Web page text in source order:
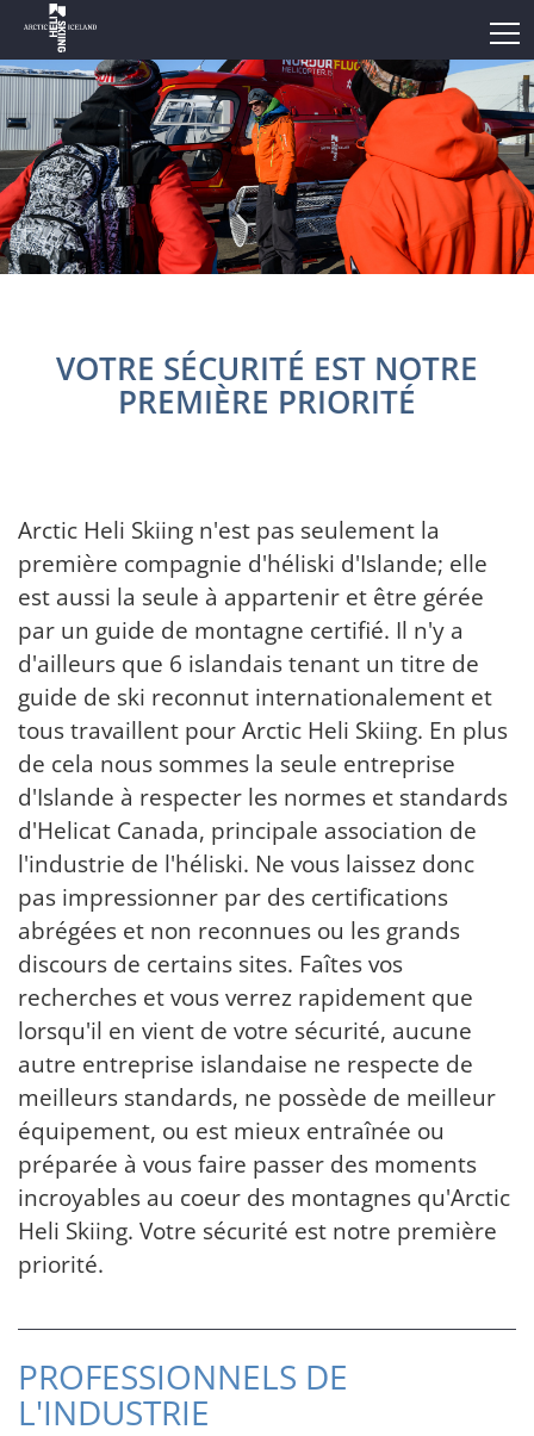
VOTRE SÉCURITÉ EST NOTRE
PREMIÈRE PRIORITÉ
Arctic Heli Skiing n'est pas seulement la
première compagnie d'héliski d'Islande; elle
est aussi la seule à appartenir et être gérée
par un guide de montagne certifié. Il n'y a
d'ailleurs que 6 islandais tenant un titre de
guide de ski reconnut internationalement et
tous travaillent pour Arctic Heli Skiing. En plus
de cela nous sommes la seule entreprise
d'Islande à respecter les normes et standards
d'Helicat Canada, principale association de
l'industrie de l'héliski. Ne vous laissez donc
pas impressionner par des certifications
abrégées et non reconnues ou les grands
discours de certains sites. Faîtes vos
recherches et vous verrez rapidement que
lorsqu'il en vient de votre sécurité, aucune
autre entreprise islandaise ne respecte de
meilleurs standards, ne possède de meilleur
équipement, ou est mieux entraînée ou
préparée à vous faire passer des moments
incroyables au coeur des montagnes qu'Arctic
Heli Skiing. Votre sécurité est notre première
priorité.
PROFESSIONNELS DE
L'INDUSTRIE